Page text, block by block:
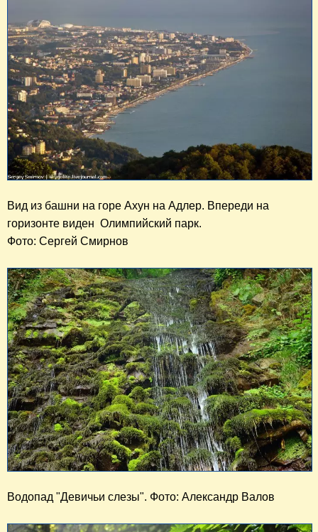
Вид из башни на горе Ахун на Адлер. Впереди на
горизонте виден  Олимпийский парк.
Фото: Сергей Смирнов
Водопад "Девичьи слезы". Фото: Александр Валов